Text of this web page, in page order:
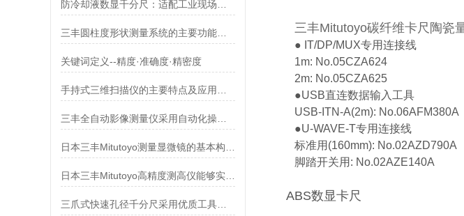
三丰圆柱度形状测量系统的主要功能及使用注意事项
关键词定义--精度·准确度·精密度
三丰全自动影像测量仪采用自动化操作，能够实现连续、快速的测量
三爪式快速孔径千分尺采用优质工具钢制造，具有良好的硬度
三丰Mitutoyo碳纤维卡尺陶瓷
● IT/DP/MUX专用连接线
1m: No.05CZA624
2m: No.05CZA625
●USB直连数据输入工具
USB-ITN-A(2m): No.06AFM380A
●U-WAVE-T专用连接线
标准用(160mm): No.02AZD790A
脚踏开关用: No.02AZE140A
ABS数显卡尺